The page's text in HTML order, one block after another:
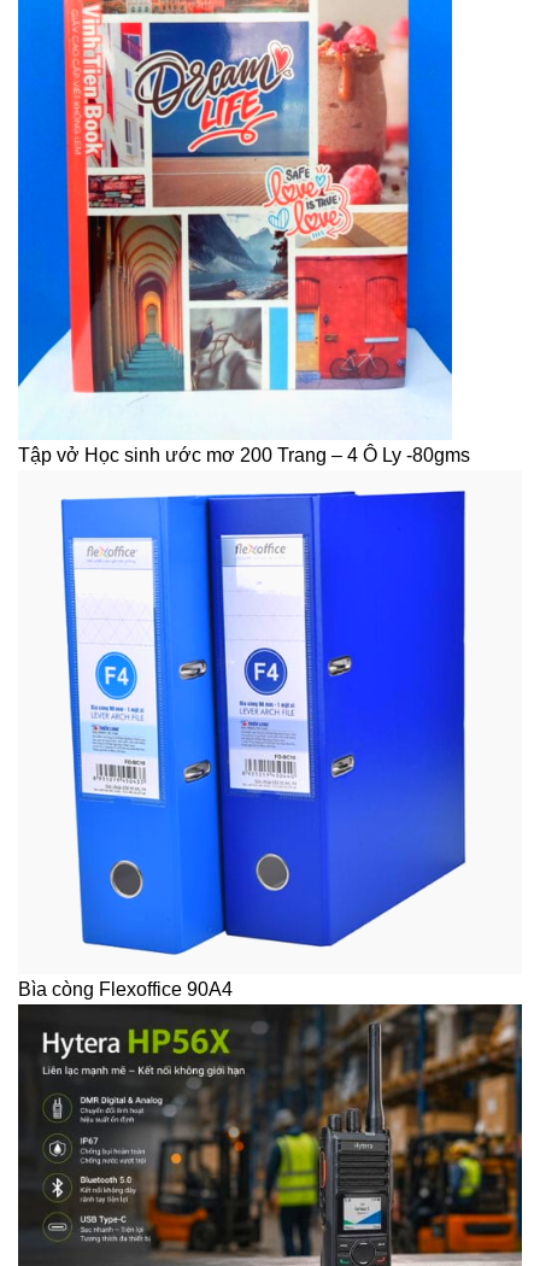
Tập vở Học sinh ước mơ 200 Trang – 4 Ô Ly -80gms
Bìa còng Flexoffice 90A4